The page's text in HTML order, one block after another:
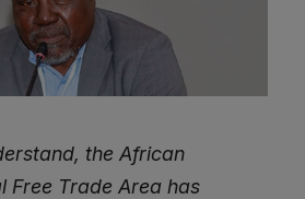
the African
Free Trade Area has